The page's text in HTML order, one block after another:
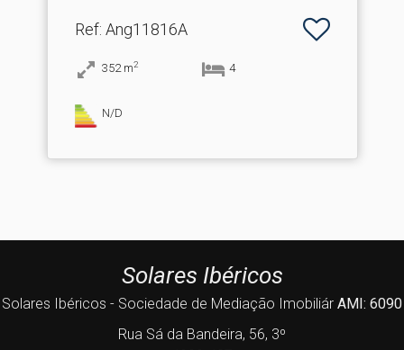
Ref: Ang11816A
352 m2 4
N/D
Solares Ibéricos
Solares Ibéricos - Sociedade de Mediação Imobiliár AMI: 6090
Rua Sá da Bandeira, 56, 3º